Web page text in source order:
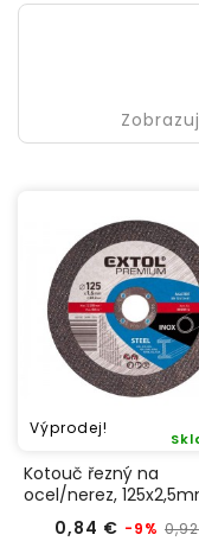
Výprodej!
Kotouč řezný na
ocel/nerez,
Extol Premium
0,84 € Běžná
-9%